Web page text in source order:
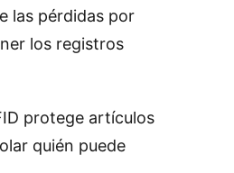
las pérdidas por
los registros
protege artículos
quién puede